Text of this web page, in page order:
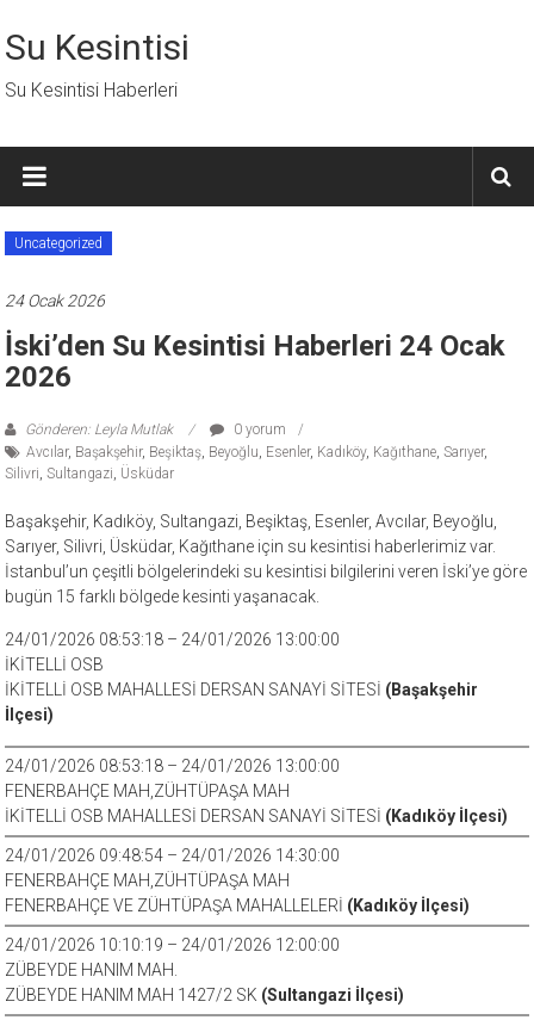
geç
Su Kesintisi
Su Kesintisi Haberleri
Uncategorized
24 Ocak 2026
İski’den Su Kesintisi Haberleri 24 Ocak
2026
Gönderen: Leyla Mutlak
0 yorum
Avcılar, Başakşehir, Beşiktaş, Beyoğlu, Esenler, Kadıköy, Kağıthane,Sarıyer,
Silivri,Sultangazi, Üsküdar
Başakşehir, Kadıköy, Sultangazi, Beşiktaş, Esenler, Avcılar, Beyoğlu,
Sarıyer, Silivri, Üsküdar, Kağıthane için su kesintisi haberlerimiz var.
İstanbul’un çeşitli bölgelerindeki su kesintisi bilgilerini veren İski’ye göre
bugün 15 farklı bölgede kesinti yaşanacak.
24/01/2026 08:53:18 – 24/01/2026 13:00:00
İKİTELLİ OSB
İKİTELLİ OSB MAHALLESİ DERSAN SANAYİ SİTESİ (Başakşehir
İlçesi)
24/01/2026 08:53:18 – 24/01/2026 13:00:00
FENERBAHÇE MAH,ZÜHTÜPAŞA MAH
İKİTELLİ OSB MAHALLESİ DERSAN SANAYİ SİTESİ (Kadıköy İlçesi)
24/01/2026 09:48:54 – 24/01/2026 14:30:00
FENERBAHÇE MAH,ZÜHTÜPAŞA MAH
FENERBAHÇE VE ZÜHTÜPAŞA MAHALLELERİ (Kadıköy İlçesi)
24/01/2026 10:10:19 – 24/01/2026 12:00:00
ZÜBEYDE HANIM MAH.
ZÜBEYDE HANIM MAH 1427/2 SK (Sultangazi İlçesi)